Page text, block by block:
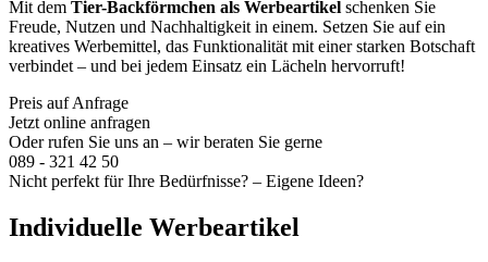
Mit dem Tier-Backförmchen als Werbeartikel schenken Sie
Freude, Nutzen und Nachhaltigkeit in einem. Setzen Sie auf ein
kreatives Werbemittel, das Funktionalität mit einer starken Botschaft
verbindet – und bei jedem Einsatz ein Lächeln hervorruft!
Preis auf Anfrage
Jetzt online anfragen
Oder rufen Sie uns an – wir beraten Sie gerne
089 - 321 42 50
Nicht perfekt für Ihre Bedürfnisse? – Eigene Ideen?
Individuelle Werbeartikel